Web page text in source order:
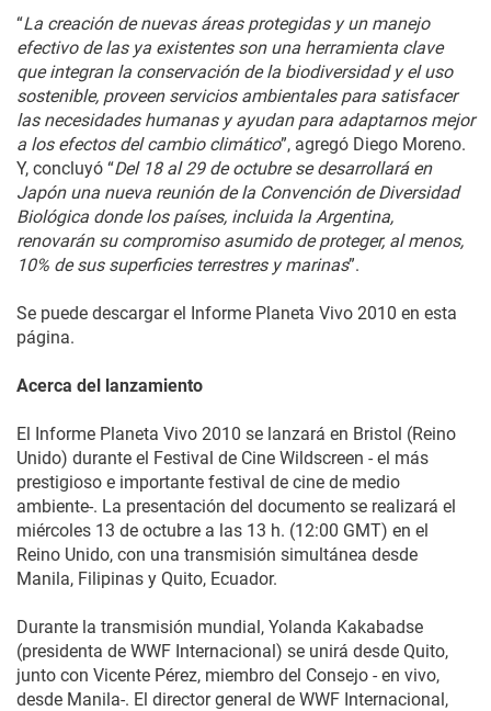
“La creación de nuevas áreas protegidas y un manejo
efectivo de las ya existentes son una herramienta clave
que integran la conservación de la biodiversidad y el uso
sostenible, proveen servicios ambientales para satisfacer
las necesidades humanas y ayudan para adaptarnos mejor
a los efectos del cambio climático”, agregó Diego Moreno.
Y, concluyó “Del 18 al 29 de octubre se desarrollará en
Japón una nueva reunión de la Convención de Diversidad
Biológica donde los países, incluida la Argentina,
renovarán su compromiso asumido de proteger, al menos,
10% de sus superficies terrestres y marinas”.
Se puede descargar el Informe Planeta Vivo 2010 en esta
página.
Acerca del lanzamiento
El Informe Planeta Vivo 2010 se lanzará en Bristol (Reino
Unido) durante el Festival de Cine Wildscreen - el más
prestigioso e importante festival de cine de medio
ambiente-. La presentación del documento se realizará el
miércoles 13 de octubre a las 13 h. (12:00 GMT) en el
Reino Unido, con una transmisión simultánea desde
Manila, Filipinas y Quito, Ecuador.
Durante la transmisión mundial, Yolanda Kakabadse
(presidenta de WWF Internacional) se unirá desde Quito,
junto con Vicente Pérez, miembro del Consejo - en vivo,
desde Manila-. El director general de WWF Internacional,